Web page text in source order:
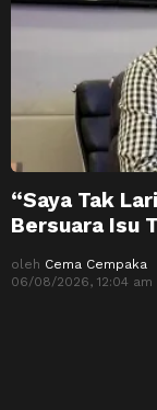
“Saya Tak
Bersuara Isu
oleh Cema Cempaka
06/08/2026, 12:04 am